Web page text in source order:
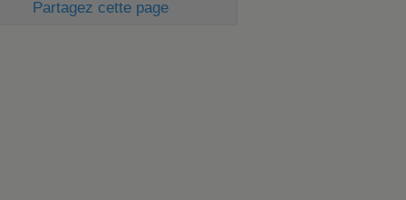
Partagez cette page